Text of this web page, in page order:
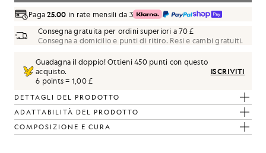
Paga25.00 in rate mensili da 3
Consegna gratuita per ordini superiori a 70 £
Consegna a domicilio e punti di ritiro. Resi e cambi gratuiti.
Guadagna il doppio! Ottieni 450punti con questo
acquisto.
6 points = 1,00 £
ISCRIVITI
DETTAGLI DEL PRODOTTO
ADATTABILITÀ DEL PRODOTTO
COMPOSIZIONE E CURA